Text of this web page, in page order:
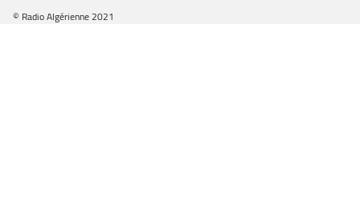
© Radio Algérienne 2021